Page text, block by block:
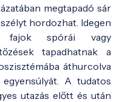
megtapadó sár
hordozhat. Idegen
fajok spórái vagy
tapadhatnak a
áthurcolva
A tudatos
utazás előtt és után